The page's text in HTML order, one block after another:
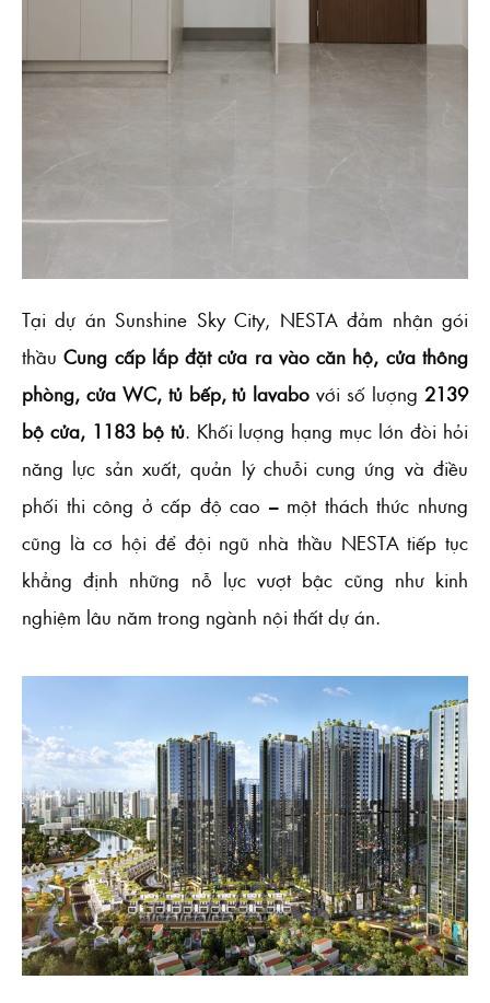
Tại dự án Sunshine Sky City, NESTA đảm nhận gói
thầuCung cấp lắp đặt cửa ra vào căn hộ, cửa thông
phòng, cửa WC, tủ bếp, tủ lavabo với số lượng2139
bộ cửa, 1183 bộ tủ. Khối lượng hạng mục lớn đòi hỏi
năng lực sản xuất, quản lý chuỗi cung ứng và điều
phối thi công ở cấp độ cao – một thách thức nhưng
cũng là cơ hội để đội ngũ nhà thầu NESTA tiếp tục
khẳng định những nỗ lực vượt bậc cũng như kinh
nghiệm lâu năm trong ngành nội thất dự án.